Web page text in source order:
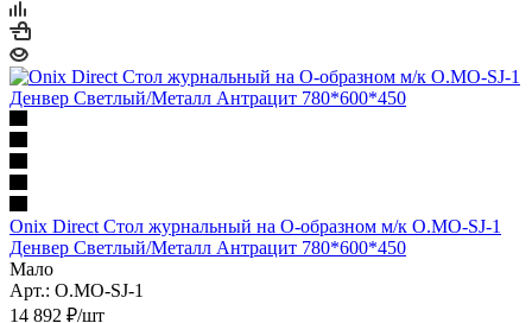
Onix Direct Стол журнальный на О-образном м/к O.MO-SJ-1
Денвер Светлый/Металл Антрацит 780*600*450
Мало
Арт.: O.MO-SJ-1
14 892 ₽/шт